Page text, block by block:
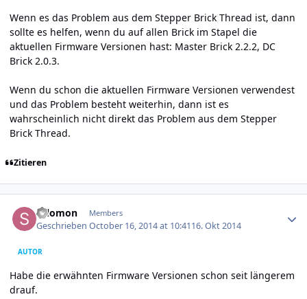
Wenn es das Problem aus dem Stepper Brick Thread ist, dann
sollte es helfen, wenn du auf allen Brick im Stapel die
aktuellen Firmware Versionen hast: Master Brick 2.2.2, DC
Brick 2.0.3.
Wenn du schon die aktuellen Firmware Versionen verwendest
und das Problem besteht weiterhin, dann ist es
wahrscheinlich nicht direkt das Problem aus dem Stepper
Brick Thread.
Zitieren
salomon Members
GeschriebenOctober 16, 2014 at 10:4116. Okt 2014
AUTOR
Habe die erwähnten Firmware Versionen schon seit längerem
drauf.